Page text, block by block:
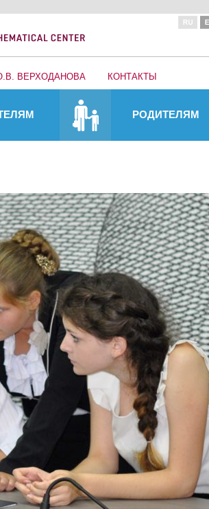
ВЕРХОДАНОВА КОНТАКТЫ
РОДИТЕЛЯМ